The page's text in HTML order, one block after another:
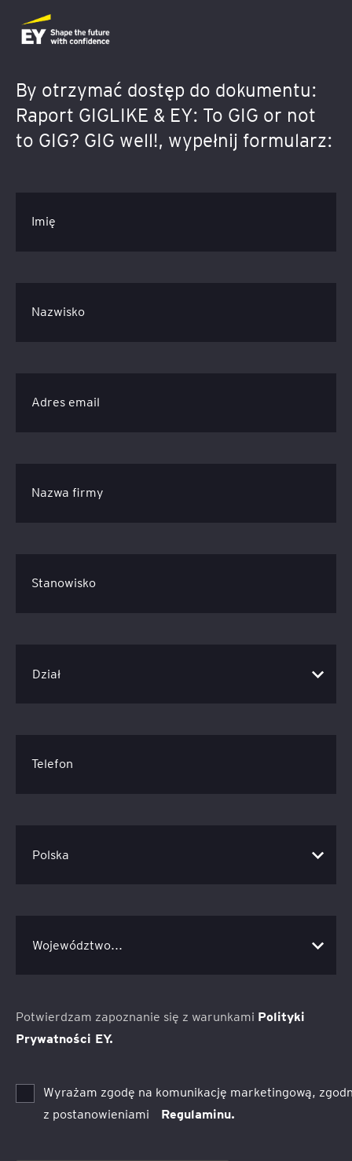
By otrzymać dostęp do dokumentu:
Raport GIGLIKE & EY: To GIG or not
to GIG? GIG well!, wypełnij formularz:
Imię
Nazwisko
Adres email
Nazwa firmy
Stanowisko
Telefon
Potwierdzam zapoznanie się z warunkami Polityki
Prywatności EY.
Wyrażam zgodę na komunikację marketingową,
z postanowieniami
Regulaminu.